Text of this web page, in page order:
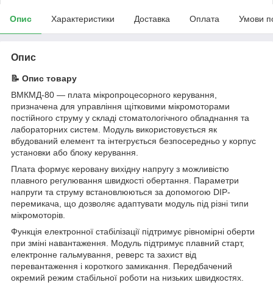
Опис Характеристики Доставка Оплата Умови
Опис
📝 Опис товару
ВМКМД-80 — плата мікропроцесорного керування,
призначена для управління щітковими мікромоторами
постійного струму у складі стоматологічного обладнання та
лабораторних систем. Модуль використовується як
вбудований елемент та інтегрується безпосередньо у корпус
установки або блоку керування.
Плата формує керовану вихідну напругу з можливістю
плавного регулювання швидкості обертання. Параметри
напруги та струму встановлюються за допомогою DIP-
перемикача, що дозволяє адаптувати модуль під різні типи
мікромоторів.
Функція електронної стабілізації підтримує рівномірні оберти
при зміні навантаження. Модуль підтримує плавний старт,
електронне гальмування, реверс та захист від
перевантаження і короткого замикання. Передбачений
окремий режим стабільної роботи на низьких швидкостях.